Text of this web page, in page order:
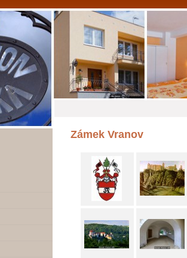
Zámek Vranov